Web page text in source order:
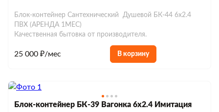
Блок-контейнер Сантехнический Душевой БК-44 6х2.4
ПВХ (АРЕНДА 1МЕС)
Качественная бытовка от производителя.
25 000 ₽/мес В корзину
Блок-контейнер БК-39 Вагонка 6х2.4 Имитация